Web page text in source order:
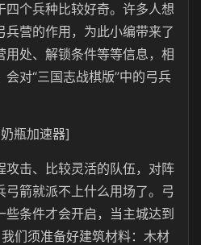
四个兵种比较好奇。许多人想
兵营的作用，为此小编带来了
处、解锁条件等等信息，相
对“三国志战棋版”中的弓兵
瓶加速器]
攻击、比较灵活的队伍，对阵
弓箭就派不上什么用场了。弓
条件才会开启，当主城达到
们须准备好建筑材料：木材